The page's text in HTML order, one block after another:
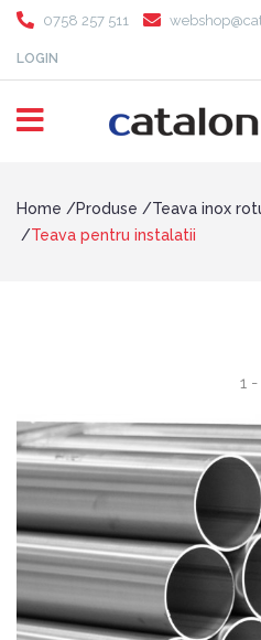
0758 257 511
LOGIN
Home Produse
Teava inox
Teava pentru instalatii
1